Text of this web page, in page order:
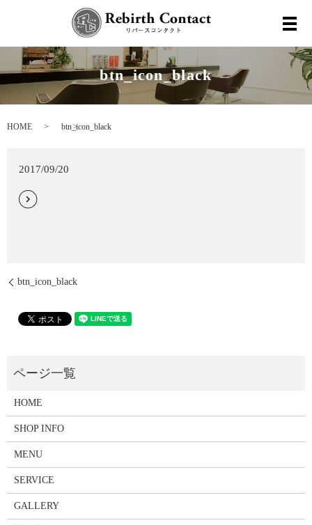
メ
btn_icon_black
HOME btn_icon_black
2017/09/20
btn_icon_black
HOME
SHOP INFO
MENU
SERVICE
GALLERY